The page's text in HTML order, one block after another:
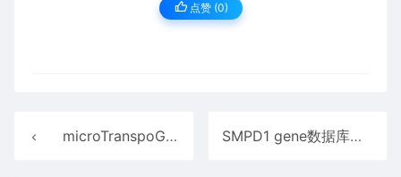
点赞 (0)
microTranspoGene数据库介绍 SMPD1 gene数据库介绍